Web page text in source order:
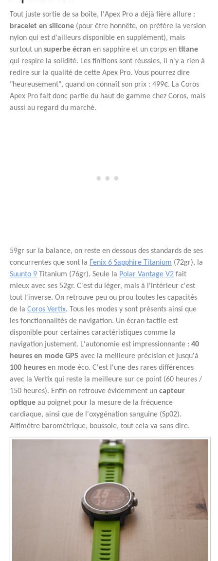
Tout juste sortie de sa boîte, l'Apex Pro a déjà fière allure :
bracelet en silicone (pour être honnête, on préfère la version
nylon qui est d'ailleurs disponible en supplément), mais
surtout un superbe écran en sapphire et un corps en titane
qui respire la solidité. Les finitions sont réussies, il n'y a rien à
redire sur la qualité de cette Apex Pro. Vous pourrez dire
"heureusement", quand on connaît son prix : 499€. La Coros
Apex Pro fait donc partie du haut de gamme chez Coros, mais
aussi au regard du marché.
59gr sur la balance, on reste en dessous des standards de ses
concurrentes que sont la Fenix 6 Sapphire Titanium (72gr), la
Suunto 9 Titanium (76gr). Seule la Polar Vantage V2 fait
mieux avec ses 52gr. C'est du léger, mais à l'intérieur c'est
tout l'inverse. On retrouve peu ou prou toutes les capacités
de la Coros Vertix. Tous les modes y sont présents ainsi que
les fonctionnalités de navigation. Un écran tactile est
disponible pour certaines caractéristiques comme la
navigation justement. L'autonomie est impressionnante : 40
heures en mode GPS avec la meilleure précision et jusqu'à
100 heures en mode éco. C'est l'une des rares différences
avec la Vertix qui reste la meilleure sur ce point (60 heures /
150 heures). Enfin on retrouve évidemment un capteur
optique au poignet pour la mesure de la fréquence
cardiaque, ainsi que de l'oxygénation sanguine (Sp02).
Altimètre barométrique, boussole, tout cela va sans dire.